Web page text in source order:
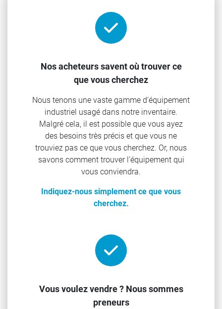
Nos acheteurs savent où trouver ce
que vous cherchez
Nous tenons une vaste gamme d’équipement
industriel usagé dans notre inventaire.
Malgré cela, il est possible que vous ayez
des besoins très précis et que vous ne
trouviez pas ce que vous cherchez. Or, nous
savons comment trouver l’équipement qui
vous conviendra.
Indiquez-nous simplement ce que vous
cherchez.
Vous voulez vendre ? Nous sommes
preneurs